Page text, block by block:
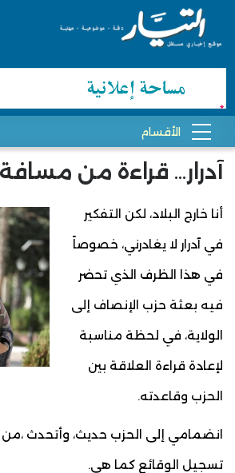
آدرار… قراءة من مسافة
أنا خارج البلاد، لكن التفكير
في آدرار لا يغادرني، خصوصاً
في هذا الظرف الذي تحضر
فيه بعثة حزب الإنصاف إلى
الولاية، في لحظة مناسبة
لإعادة قراءة العلاقة بين
الحزب وقاعدته.
انضمامي إلى الحزب حديث، وأتحدث
تسجيل الوقائع كما هي.